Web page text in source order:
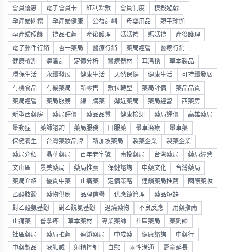
會員優惠 電子會員卡 紅利點數 會員制度 模擬遊戲
孕產婦關懷 孕產婦健康 公益計劃 母嬰用品 親子瑜伽
孕產婦照護 禮品推薦 產後護理 媽媽禮 媽媽禮 產後護理
電子郵件行銷 杏一藥局 醫療行銷 藥局經營 醫療行銷
健康檢測 體溫計 定價分析 醫療器材 耳溫槍 草本製品
環保生活 永續發展 健康生活 天然保健 健康生活 可持續發展
有機食品 有機藥局 新零售 數位轉型 藥局評價 藥品品質
藥局經營 藥局服務 線上購藥 鄰近藥局 藥局經營 西藥房
新型西藥房 藥局評價 藥品品質 健康檢測 藥局評價 高雄藥局
暈動症 藥師諮詢 藥局服務 口服藥 暈車治療 暈車藥
保健養生 台灣藥妝品牌 新加坡藥局 製藥企業 製藥企業
藥局介紹 晶華藥局 百年老字號 南投藥局 台灣藥局 藥局經營
文山區 景美藥局 藥局推薦 保健諮詢 中藥文化 台灣藥局
藥局介紹 優質中藥 止痛藥 定價策略 連鎖藥局推薦 國際藥妝
乙醯胺酚 藥物供應 品牌信譽 供應鏈管理 藥品短缺
對乙醯氨基酚 對乙酰氨基酚 退燒藥物 不良反應 用藥指南
止痛藥 普拿疼 草本藥材 專業藥師 社區藥局 藥劑師
社區藥局 藥局推薦 連鎖藥局 中成藥 健康諮詢 中藥行
中藥製品 液態威 射精控制 自慰 兩性溝通 壽命延長